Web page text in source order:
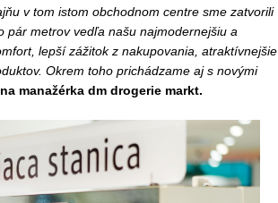
v tom istom obchodnom centre sme zatvorili
metrov vedľa našu najmodernejšiu a
lepší zážitok z nakupovania, atraktívnejšie
Okrem toho prichádzame aj s novými
manažérka dm drogerie markt.